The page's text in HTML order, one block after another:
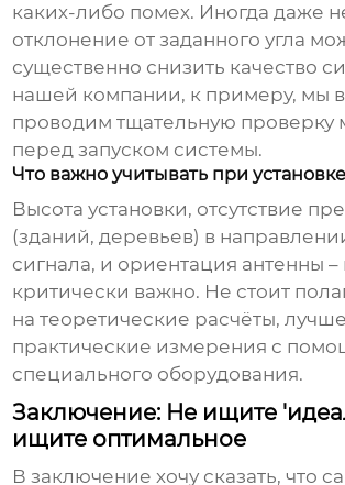
каких-либо помех. Иногда даже
отклонение от заданного угла
существенно снизить качество
нашей компании, к примеру, мы
проводим тщательную проверку
перед запуском системы.
Что важно учитывать при
Высота установки, отсутствие
(зданий, деревьев) в
сигнала, и ориентация антенны –
критически важно. Не стоит
на теоретические расчёты,
практические измерения с
специального оборудования.
Заключение: Не ищите
ищите оптимальное
В заключение хочу сказать, что